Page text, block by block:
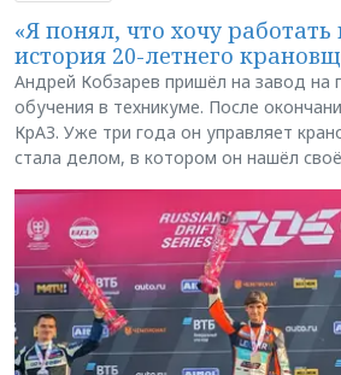
«Я понял, что хочу работать
история 20-летнего
Андрей Кобзарев пришёл на завод на
обучения в техникуме. После
КрАЗ. Уже три года он управляет
стала делом, в котором он нашёл